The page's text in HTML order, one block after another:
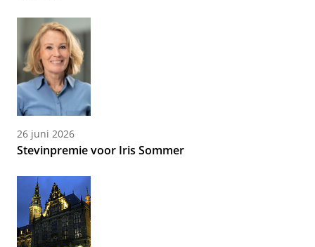
26 juni 2026
Stevinpremie voor Iris Sommer